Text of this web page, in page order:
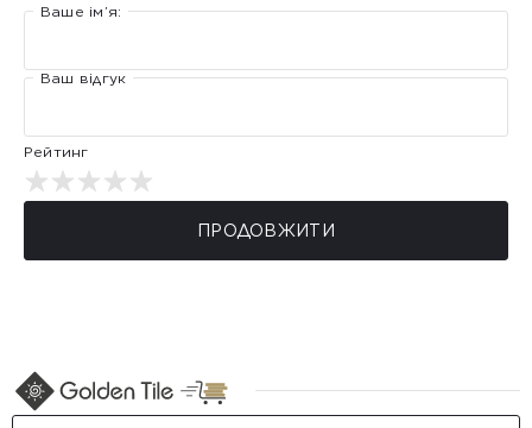
Ваше ім’я:
Ваш відгук
Рейтинг
ПРОДОВЖИТИ